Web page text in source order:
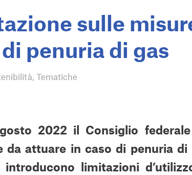
sulle
penuria di gas
, Tematiche
2022 il Consiglio
da attuare in caso di penuria di
limitazioni